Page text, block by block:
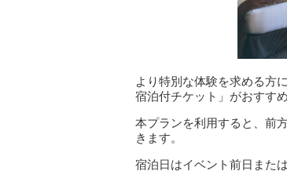
より特別な体験を求める方
宿泊付チケット」がおすすめ
本プランを利用すると、前
きます。
宿泊日はイベント前日また